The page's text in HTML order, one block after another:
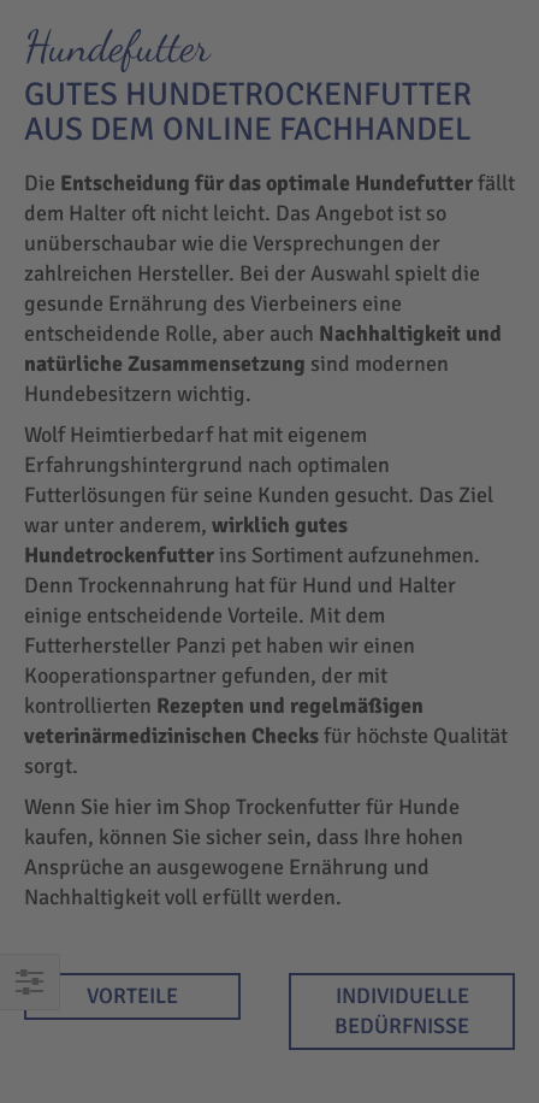
EINKAUFEN
Hundefutter
GUTES HUNDETROCKENFUTTER
AUS DEM ONLINE FACHHANDEL
Die Entscheidung für das optimale Hundefutterfällt
dem Halter oft nicht leicht. Das Angebot ist so
unüberschaubar wie die Versprechungen der
zahlreichen Hersteller. Bei der Auswahl spielt die
gesunde Ernährung des Vierbeiners eine
entscheidende Rolle, aber auch Nachhaltigkeit und
natürliche Zusammensetzung sind modernen
Hundebesitzern wichtig.
Wolf Heimtierbedarf hat mit eigenem
Erfahrungshintergrund nach optimalen
Futterlösungen für seine Kunden gesucht. Das Ziel
war unter anderem, wirklich gutes
Hundetrockenfutter ins Sortiment aufzunehmen.
Denn Trockennahrung hat für Hund und Halter
einige entscheidende Vorteile. Mit dem
Futterhersteller Panzi pet haben wir einen
Kooperationspartner gefunden, der mit
kontrollierten Rezepten und regelmäßigen
veterinärmedizinischen Checksfür höchste Qualität
sorgt.
Wenn Sie hier im Shop Trockenfutter für Hunde
kaufen, können Sie sicher sein, dass Ihre hohen
Ansprüche an ausgewogene Ernährung und
Nachhaltigkeit voll erfüllt werden.
VORTEILE
INDIVIDUELLE
BEDÜRFNISSE